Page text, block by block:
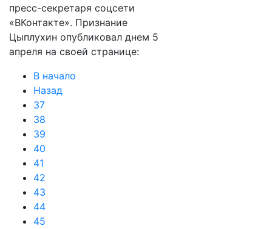
пресс-секретаря соцсети
«ВКонтакте». Признание
Цыплухин опубликовал днем 5
апреля на своей странице:
В начало
Назад
37
38
39
40
41
42
43
44
45